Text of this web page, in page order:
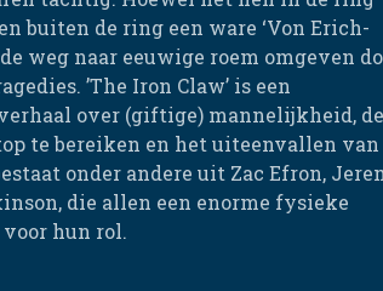
buiten de ring een ware ‘Von Erich-
weg naar eeuwige roem omgeven
’The Iron Claw’ is een
over (giftige) mannelijkheid, de
te bereiken en het uiteenvallen van
onder andere uit Zac Efron,
die allen een enorme fysieke
hun rol.